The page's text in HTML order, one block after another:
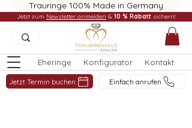
Trauringe 100% Made in Germany
Eheringe Konfigurator Kontakt
Jetzt Termin buchen Einfach anrufen
Jetzt zum Newsletter anmelden & 10 % Rabatt sichern!